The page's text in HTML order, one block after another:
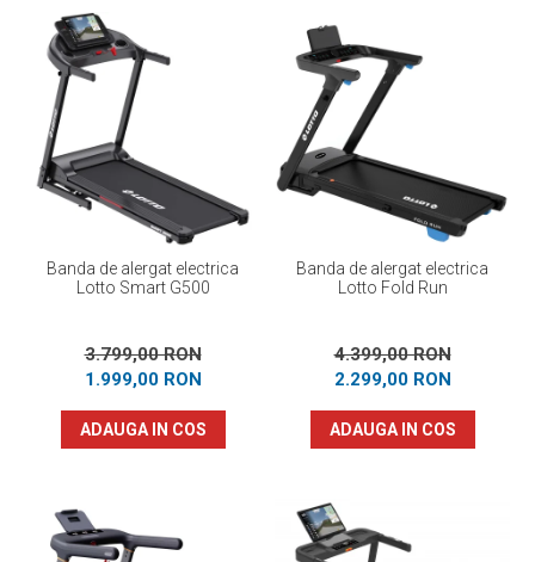
Banda de alergat electrica
Lotto Smart G500
3.799,00 RON
1.999,00 RON
ADAUGA IN COS
Banda de alergat electrica
Lotto Fold Run
4.399,00 RON
2.299,00 RON
ADAUGA IN COS